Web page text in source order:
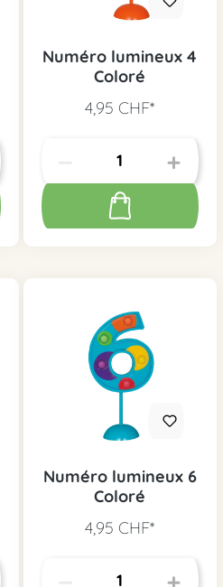
Numéro lumineux 4
Coloré
4,95 CHF*
Numéro lumineux 6
Coloré
4,95 CHF*